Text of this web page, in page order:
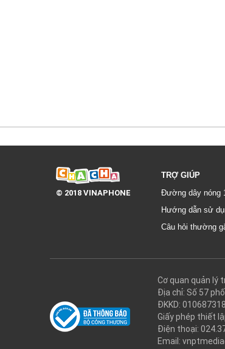
© 2018 VINAPHONE
TRỢ GIÚP
Đường dây nóng
Hướng dẫn sử
Câu hỏi thường
Cơ quan quản lý
Địa chỉ: Số 57
ĐKKD:
Giấy phép thiết
Điện thoại:
Email: